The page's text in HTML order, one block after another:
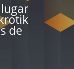
de